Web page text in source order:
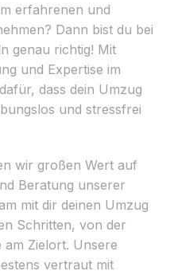
erfahrenen und
Dann bist du bei
genau richtig! Mit
und Expertise im
dass dein Umzug
und stressfrei
wir großen Wert auf
Beratung unserer
mit dir deinen Umzug
Schritten, von der
Zielort. Unsere
vertraut mit